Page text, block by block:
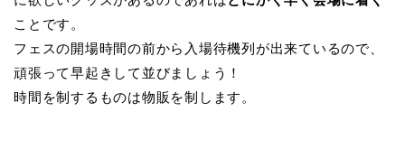
ことです。
フェスの開場時間の前から入場待機列が出来ているので、
頑張って早起きして並びましょう！
時間を制するものは物販を制します。